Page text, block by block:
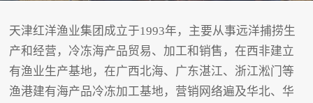
天津红洋渔业集团成立于1993年，主要从事远洋捕捞生
产和经营，冷冻海产品贸易、加工和销售，在西非建立
有渔业生产基地，在广西北海、广东湛江、浙江淞门等
渔港建有海产品冷冻加工基地，营销网络遍及华北、华